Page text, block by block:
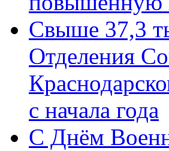
Свыше 37,3
Отделения
с начала года
C Днём